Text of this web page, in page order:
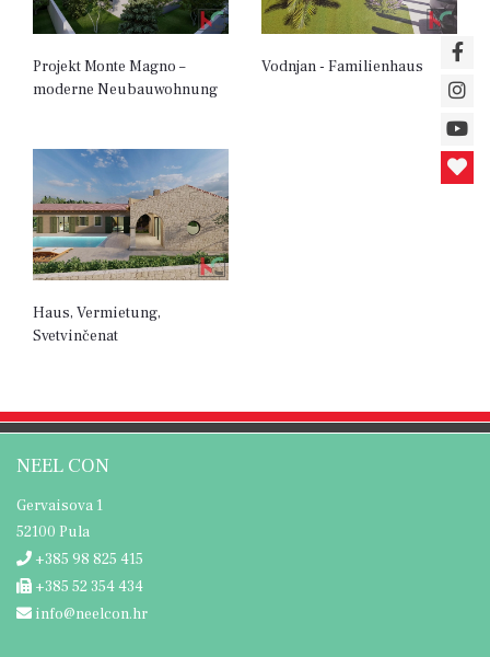
Projekt Monte Magno –
moderne Neubauwohnung
Vodnjan - Familienhaus
Haus, Vermietung,
Svetvinčenat
NEEL CON
Gervaisova 1
52100 Pula
+385 98 825 415
+385 52 354 434
info@neelcon.hr